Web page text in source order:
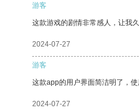
游客
这款游戏的剧情非常感人，让我久
2024-07-27
游客
这款app的用户界面简洁明了，
2024-07-27